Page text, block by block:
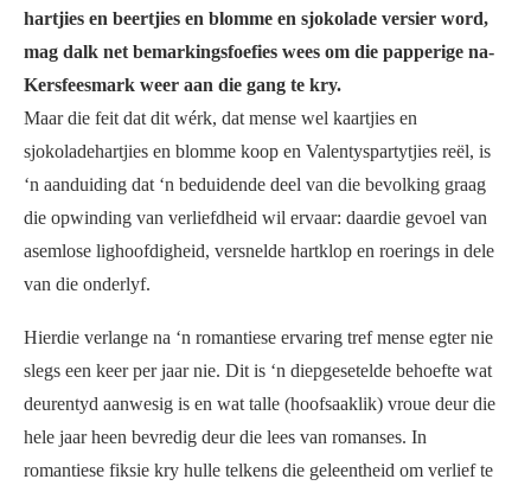
hartjies en beertjies en blomme en sjokolade versier word,
mag dalk net bemarkingsfoefies wees om die papperige na-
Kersfeesmark weer aan die gang te kry.
Maar die feit dat dit wérk, dat mense wel kaartjies en
sjokoladehartjies en blomme koop en Valentyspartytjies reël, is
‘n aanduiding dat ‘n beduidende deel van die bevolking graag
die opwinding van verliefdheid wil ervaar: daardie gevoel van
asemlose lighoofdigheid, versnelde hartklop en roerings in dele
van die onderlyf.
Hierdie verlange na ‘n romantiese ervaring tref mense egter nie
slegs een keer per jaar nie. Dit is ‘n diepgesetelde behoefte wat
deurentyd aanwesig is en wat talle (hoofsaaklik) vroue deur die
hele jaar heen bevredig deur die lees van romanses. In
romantiese fiksie kry hulle telkens die geleentheid om verlief te